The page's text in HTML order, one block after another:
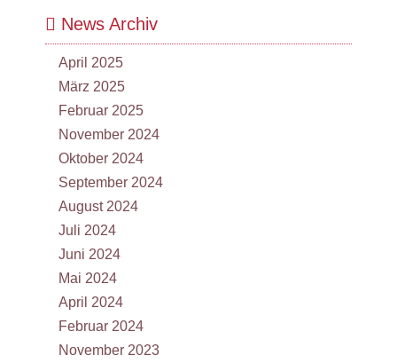
News Archiv
April 2025
März 2025
Februar 2025
November 2024
Oktober 2024
September 2024
August 2024
Juli 2024
Juni 2024
Mai 2024
April 2024
Februar 2024
November 2023